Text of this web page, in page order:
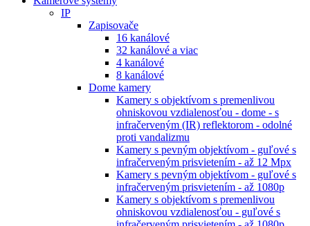
IP
Zapisovače
16 kanálové
32 kanálové a viac
4 kanálové
8 kanálové
Dome kamery
Kamery s objektívom s premenlivou
ohniskovou vzdialenosťou - dome - s
infračerveným (IR) reflektorom - odolné
proti vandalizmu
Kamery s pevným objektívom - guľové s
infračerveným prisvietením - až 12 Mpx
Kamery s pevným objektívom - guľové s
infračerveným prisvietením - až 1080p
Kamery s objektívom s premenlivou
ohniskovou vzdialenosťou - guľové s